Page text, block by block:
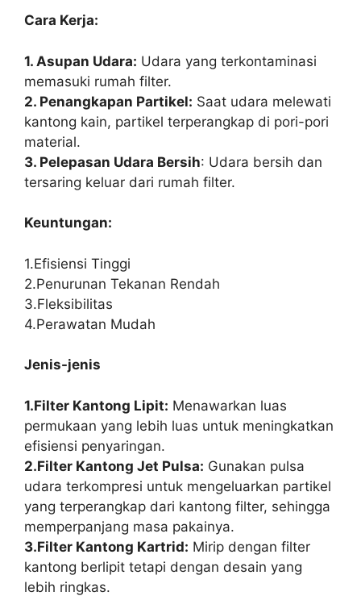
Cara Kerja:
1. Asupan Udara: Udara yang terkontaminasi
memasuki rumah filter.
2. Penangkapan Partikel: Saat udara melewati
kantong kain, partikel terperangkap di pori-pori
material.
3. Pelepasan Udara Bersih: Udara bersih dan
tersaring keluar dari rumah filter.
Keuntungan:
1.Efisiensi Tinggi
2.Penurunan Tekanan Rendah
3.Fleksibilitas
4.Perawatan Mudah
Jenis-jenis
1.Filter Kantong Lipit: Menawarkan luas
permukaan yang lebih luas untuk meningkatkan
efisiensi penyaringan.
2.Filter Kantong Jet Pulsa: Gunakan pulsa
udara terkompresi untuk mengeluarkan partikel
yang terperangkap dari kantong filter, sehingga
memperpanjang masa pakainya.
3.Filter Kantong Kartrid: Mirip dengan filter
kantong berlipit tetapi dengan desain yang
lebih ringkas.